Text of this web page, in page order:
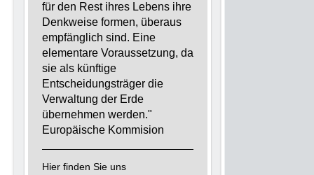
für den Rest ihres Lebens ihre
Denkweise formen, überaus
empfänglich sind. Eine
elementare Voraussetzung, da
sie als künftige
Entscheidungsträger die
Verwaltung der Erde
übernehmen werden."
Europäische Kommision
Hier finden Sie uns